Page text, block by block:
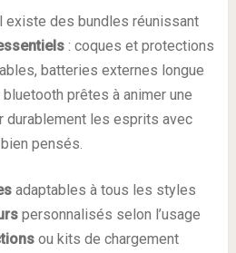
existe des bundles réunissant
: coques et protections
batteries externes longue
prêtes à animer une
durablement les esprits avec
pensés.
adaptables à tous les styles
personnalisés selon l’usage
ou kits de chargement